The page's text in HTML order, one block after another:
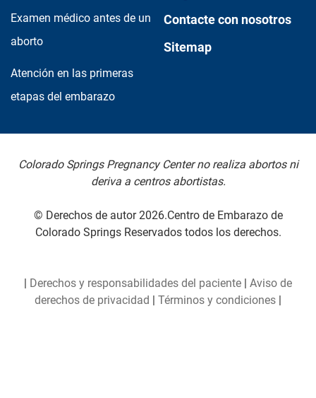
Examen médico antes de un
aborto
Atención en las primeras
etapas del embarazo
Contacte con nosotros
Sitemap
Colorado Springs Pregnancy Center no realiza abortos ni
deriva a centros abortistas.
© Derechos de autor 2026.Centro de Embarazo de
Colorado Springs Reservados todos los derechos.
| Derechos y responsabilidades del paciente | Aviso de
derechos de privacidad | Términos y condiciones |